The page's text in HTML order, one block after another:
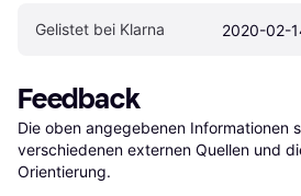
Gelistet bei Klarna 2020-02-
Feedback
Die oben angegebenen Informationen
verschiedenen externen Quellen und
Orientierung.